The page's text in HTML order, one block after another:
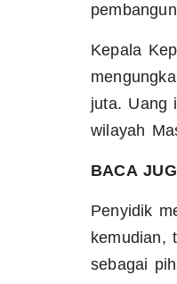
Kepala
juta. Uang
wilayah
BACA
Penyidik
kemudian,
sebagai